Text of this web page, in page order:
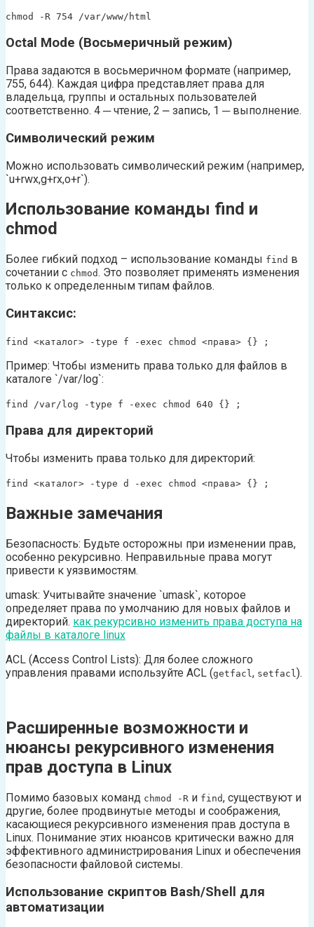
chmod -R 754 /var/www/html
Octal Mode (Восьмеричный режим)
Права задаются в восьмеричном формате (например,
755, 644). Каждая цифра представляет права для
владельца, группы и остальных пользователей
соответственно. 4 ─ чтение, 2 ⎼ запись, 1 ─ выполнение.
Символический режим
Можно использовать символический режим (например,
`u+rwx,g+rx,o+r`).
Использование команды find и
chmod
Более гибкий подход – использование команды find в
сочетании с chmod. Это позволяет применять изменения
только к определенным типам файлов.
Синтаксис:
find <каталог> -type f -exec chmod <права> {} ;
Пример: Чтобы изменить права только для файлов в
каталоге `/var/log`:
find /var/log -type f -exec chmod 640 {} ;
Права для директорий
Чтобы изменить права только для директорий:
find <каталог> -type d -exec chmod <права> {} ;
Важные замечания
Безопасность: Будьте осторожны при изменении прав,
особенно рекурсивно. Неправильные права могут
привести к уязвимостям.
umask: Учитывайте значение `umask`, которое
определяет права по умолчанию для новых файлов и
директорий. как рекурсивно изменить права доступа на
файлы в каталоге linux
ACL (Access Control Lists): Для более сложного
управления правами используйте ACL (getfacl, setfacl).
Расширенные возможности и
нюансы рекурсивного изменения
прав доступа в Linux
Помимо базовых команд chmod -R и find, существуют и
другие, более продвинутые методы и соображения,
касающиеся рекурсивного изменения прав доступа в
Linux. Понимание этих нюансов критически важно для
эффективного администрирования Linux и обеспечения
безопасности файловой системы.
Использование скриптов Bash/Shell для
автоматизации